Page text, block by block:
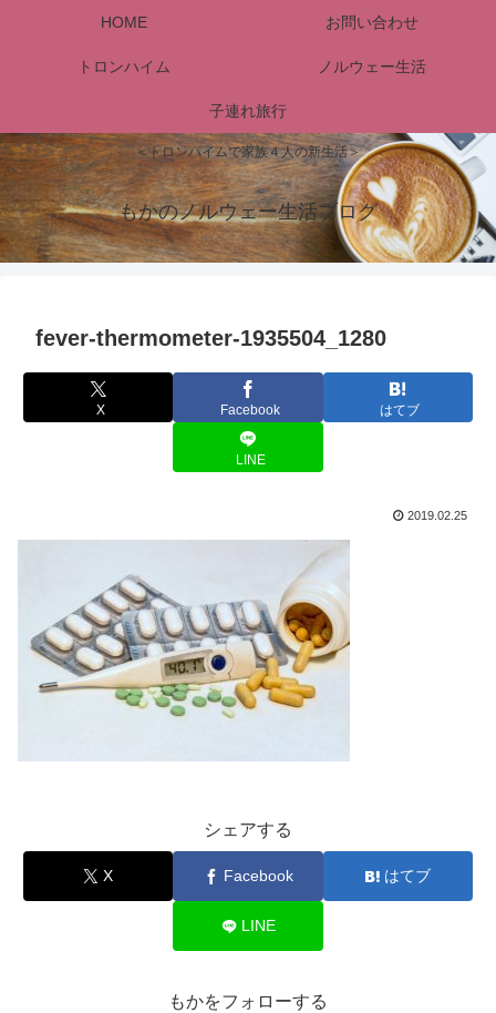
＜トロンハイムで家族４人の新生活＞
もかのノルウェー生活ブログ
HOME お問い合わせ
トロンハイム ノルウェー生活
子連れ旅行
fever-thermometer-1935504_1280
X Facebook はてブ
LINE
2019.02.25
シェアする
X Facebook はてブ
LINE
もかをフォローする